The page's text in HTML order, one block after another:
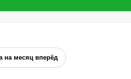
на месяц вперёд